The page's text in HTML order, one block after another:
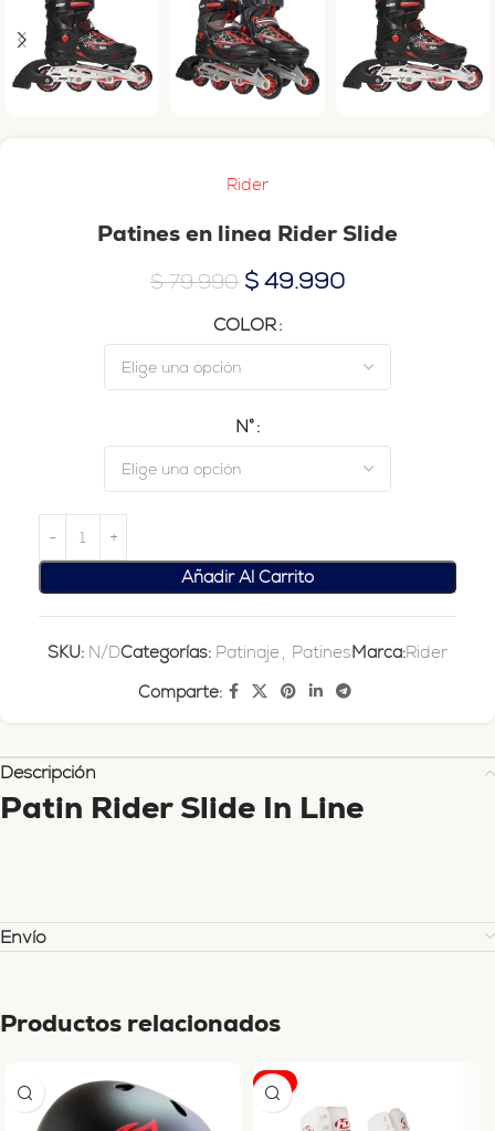
Rider
Patines en linea Rider Slide
$79.990 $ 49.990
COLOR
N°
Añadir Al Carrito
SKU: N/DCategorías: Patinaje , PatinesMarca:Rider
Comparte:
Descripción
Patin Rider Slide In Line
Envío
Productos relacionados
-9%